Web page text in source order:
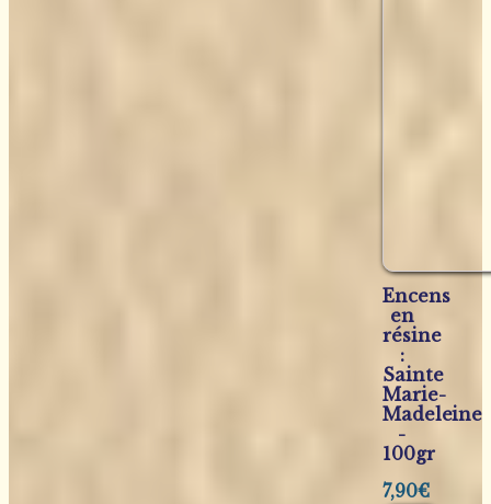
Encens
en
résine
:
Sainte
Marie-
Madeleine
-
100gr
7,90€